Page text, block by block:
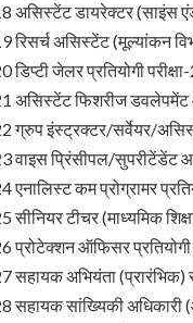
असिस्टेंट डायरेक्टर (साइंस
रिसर्च असिस्टेंट (मूल्यांकन
डिप्टी जेलर प्रतियोगी
असिस्टेंट फिशरीज डवलेपमेंट
ग्रुप इंस्ट्रक्टर/सर्वेयर/
वाइस प्रिंसीपल/सुपरीटेंडेंट
एनालिस्ट कम प्रोग्रामर
सीनियर टीचर (माध्यमिक
प्रोटेक्शन ऑफिसर
सहायक अभियंता (प्रारंभिक)
सहायक सांख्यिकी अधिकारी